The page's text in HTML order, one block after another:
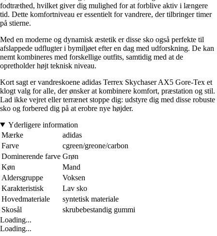
fodtræthed, hvilket giver dig mulighed for at forblive aktiv i længere
tid. Dette komfortniveau er essentielt for vandrere, der tilbringer timer
på stierne.
Med en moderne og dynamisk æstetik er disse sko også perfekte til
afslappede udflugter i bymiljøet efter en dag med udforskning. De kan
nemt kombineres med forskellige outfits, samtidig med at de
opretholder højt teknisk niveau.
Kort sagt er vandreskoene adidas Terrex Skychaser AX5 Gore-Tex et
klogt valg for alle, der ønsker at kombinere komfort, præstation og stil.
Lad ikke vejret eller terrænet stoppe dig: udstyre dig med disse robuste
sko og forbered dig på at erobre nye højder.
Yderligere information
Mærke
adidas
Farve
cgreen/greone/carbon
Dominerende farve Grøn
Køn
Mand
Aldersgruppe
Voksen
Karakteristisk
Lav sko
Hovedmateriale
syntetisk materiale
Skosål
skrubebestandig gummi
Loading...
Loading...